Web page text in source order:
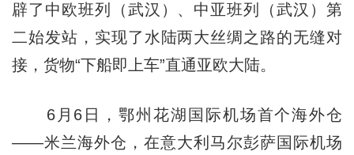
辟了中欧班列（武汉）、中亚班列（武汉）第
二始发站，实现了水陆两大丝绸之路的无缝对
接，货物“下船即上车”直通亚欧大陆。
6月6日，鄂州花湖国际机场首个海外仓
——米兰海外仓，在意大利马尔彭萨国际机场